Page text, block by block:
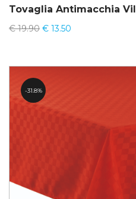
Tovaglia Antimacchia
€19.90 € 13.50
31.8%